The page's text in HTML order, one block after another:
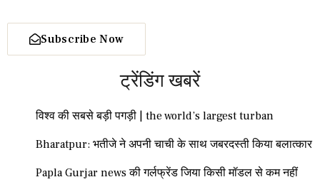
Subscribe Now
ट्रेंडिंग खबरें
विश्व की सबसे बड़ी पगड़ी | the world’s largest turban
Bharatpur: भतीजे ने अपनी चाची के साथ जबरदस्ती किया बलात्कार
Papla Gurjar news की गर्लफ्रेंड जिया किसी मॉडल से कम नहीं